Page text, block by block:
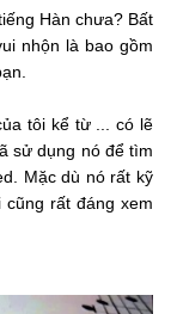
Hàn chưa? Bất
nhộn là bao gồm
tôi kể từ ... có lẽ
sử dụng nó để tìm
Mặc dù nó rất kỹ
rất đáng xem